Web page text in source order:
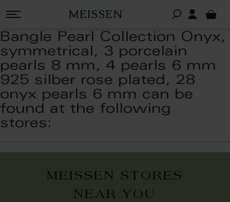
Bangle Pearl Collection Onyx,
symmetrical, 3 porcelain
pearls 8 mm, 4 pearls 6 mm
925 silber rose plated, 28
onyx pearls 6 mm can be
found at the following
stores:
MEISSEN STORES
NEAR YOU